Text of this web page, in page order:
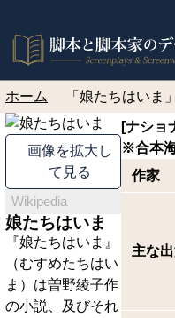
ホーム 「娘たちはいま
画像を拡大し
て見る
Wikipedia
娘たちはいま
『娘たちはいま』
（むすめたちはい
ま）は曽野綾子作
の小説、及びそれ
[ナショ
※合本
作家
主な